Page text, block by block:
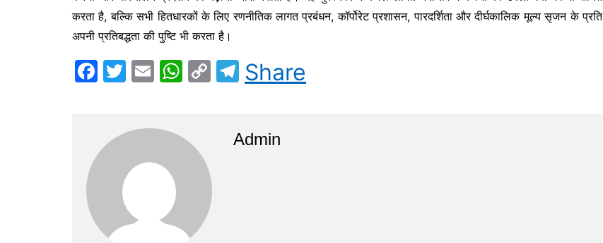
करता है, बल्कि सभी हितधारकों के लिए रणनीतिक लागत प्रबंधन, कॉर्पोरेट प्रशासन, पारदर्शिता और दीर्घकालिक मूल्य सृजन के प्रति
अपनी प्रतिबद्धता की पुष्टि भी करता है।
F
e
b
k
T
er
E
l
W
s
C
n
k
T
el
gr
Share
Admin